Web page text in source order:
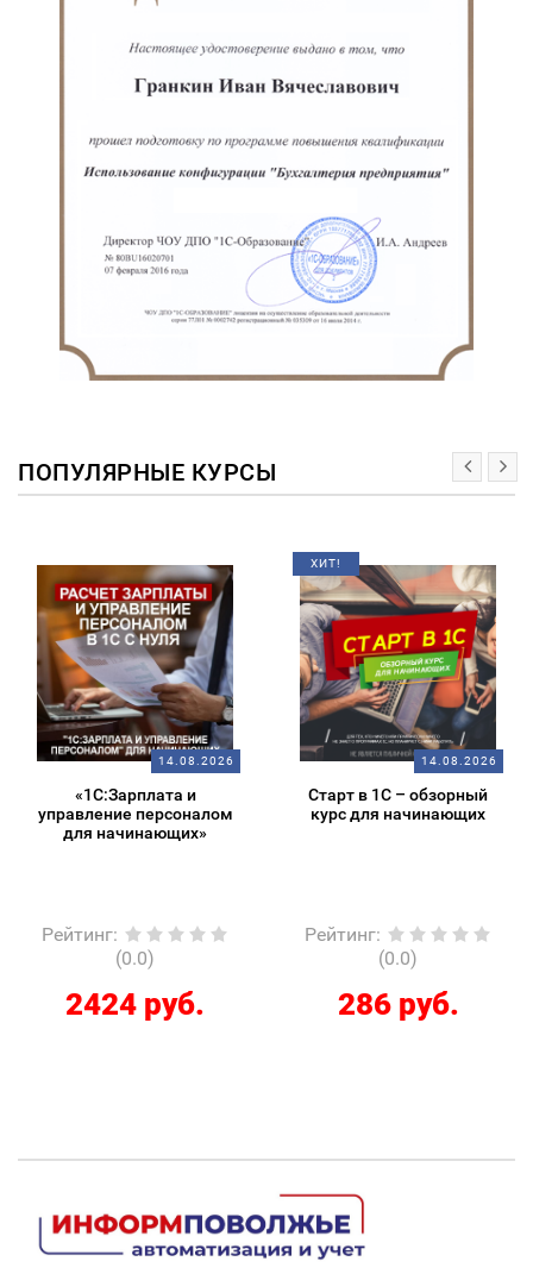
ПОПУЛЯРНЫЕ КУРСЫ
14.08.2026
«1С:Зарплата и
управление персоналом
для начинающих»
Рейтинг:
(0.0)
2424 руб.
ХИТ!
14.08.2026
Старт в 1С – обзорный
курс для начинающих
Рейтинг:
(0.0)
286 руб.